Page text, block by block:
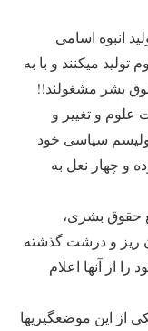
انبوه اسامی
میکنند و با به
بشر مشغولند!!
علوم و تغییر و
سیاسی خود
و چهار نعل به
حقوق بشری،
ریز و درشت گذشته
را از آنها اعلام
از این موضعگیریها